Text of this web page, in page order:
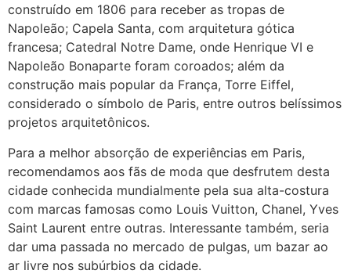
construído em 1806 para receber as tropas de
Napoleão; Capela Santa, com arquitetura gótica
francesa; Catedral Notre Dame, onde Henrique VI e
Napoleão Bonaparte foram coroados; além da
construção mais popular da França, Torre Eiffel,
considerado o símbolo de Paris, entre outros belíssimos
projetos arquitetônicos.
Para a melhor absorção de experiências em Paris,
recomendamos aos fãs de moda que desfrutem desta
cidade conhecida mundialmente pela sua alta-costura
com marcas famosas como Louis Vuitton, Chanel, Yves
Saint Laurent entre outras. Interessante também, seria
dar uma passada no mercado de pulgas, um bazar ao
ar livre nos subúrbios da cidade.